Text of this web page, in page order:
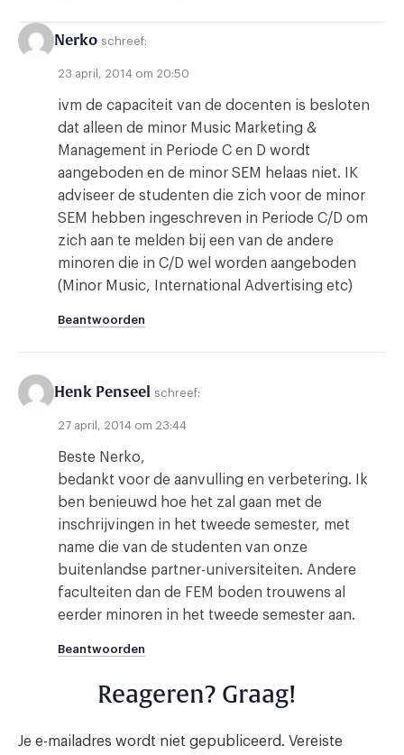
Nerko schreef:
23 april, 2014 om 20:50
ivm de capaciteit van de docenten is besloten
dat alleen de minor Music Marketing &
Management in Periode C en D wordt
aangeboden en de minor SEM helaas niet. IK
adviseer de studenten die zich voor de minor
SEM hebben ingeschreven in Periode C/D om
zich aan te melden bij een van de andere
minoren die in C/D wel worden aangeboden
(Minor Music, International Advertising etc)
Beantwoorden
Henk Penseel schreef:
27 april, 2014 om 23:44
Beste Nerko,
bedankt voor de aanvulling en verbetering. Ik
ben benieuwd hoe het zal gaan met de
inschrijvingen in het tweede semester, met
name die van de studenten van onze
buitenlandse partner-universiteiten. Andere
faculteiten dan de FEM boden trouwens al
eerder minoren in het tweede semester aan.
Beantwoorden
Reageren? Graag!
Je e-mailadres wordt niet gepubliceerd. Vereiste